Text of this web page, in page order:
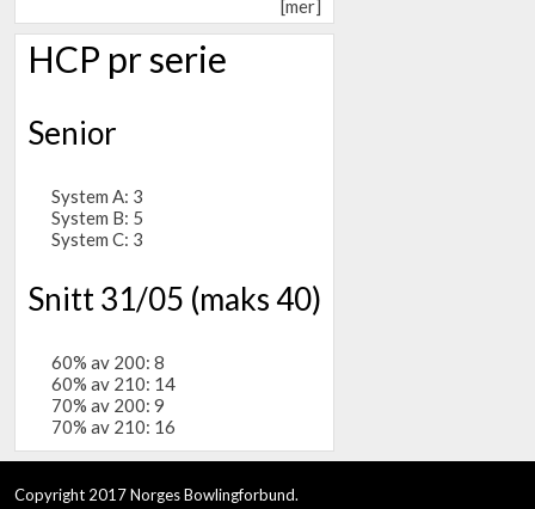
[mer]
HCP pr serie
Senior
System A: 3
System B: 5
System C: 3
Snitt 31/05 (maks 40)
60% av 200: 8
60% av 210: 14
70% av 200: 9
70% av 210: 16
Copyright 2017 Norges Bowlingforbund.